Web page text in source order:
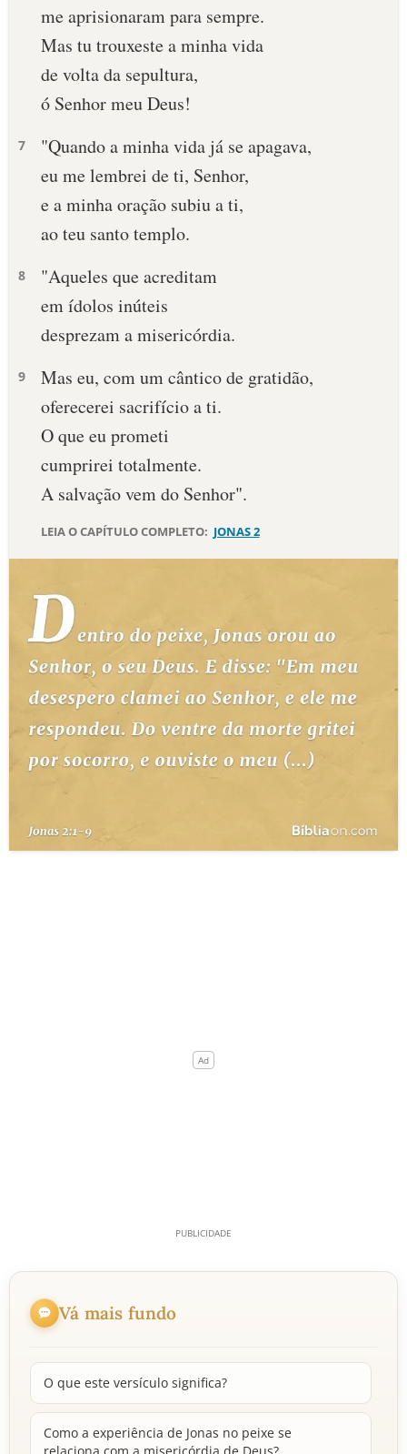
me aprisionaram para sempre.
Mas tu trouxeste a minha vida
de volta da sepultura,
ó Senhor meu Deus!
7
"Quando a minha vida já se apagava,
eu me lembrei de ti, Senhor,
e a minha oração subiu a ti,
ao teu santo templo.
8
"Aqueles que acreditam
em ídolos inúteis
desprezam a misericórdia.
9
Mas eu, com um cântico de gratidão,
oferecerei sacrifício a ti.
O que eu prometi
cumprirei totalmente.
A salvação vem do Senhor".
LEIA O CAPÍTULO COMPLETO: JONAS 2
Vá mais fundo
O que este versículo significa?
Como a experiência de Jonas no peixe se